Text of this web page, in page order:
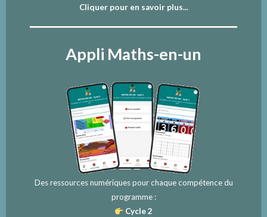
Cliquer pour en savoir plus...
Appli Maths-en-un
Des ressources numériques pour chaque compétence du
programme :
Cycle 2